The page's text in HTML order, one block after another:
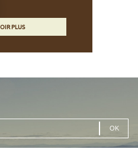
PLUS